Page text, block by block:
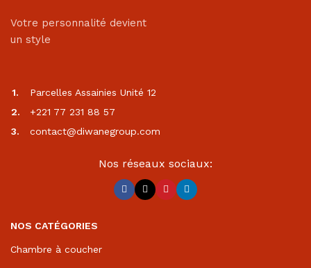
Votre personnalité devient
un style
Parcelles Assainies Unité 12
+221 77 231 88 57
contact@diwanegroup.com
Nos réseaux sociaux:
NOS CATÉGORIES
Chambre à coucher